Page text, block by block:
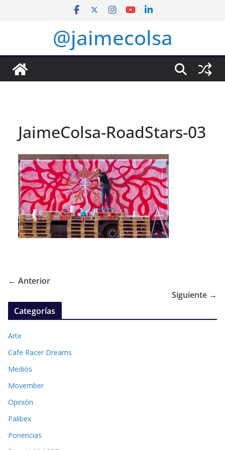
@jaimecolsa
JaimeColsa-RoadStars-03
← Anterior
Siguiente →
Categorías
Arte
Cafe Racer Dreams
Medios
Movember
Opinión
Palibex
Ponencias